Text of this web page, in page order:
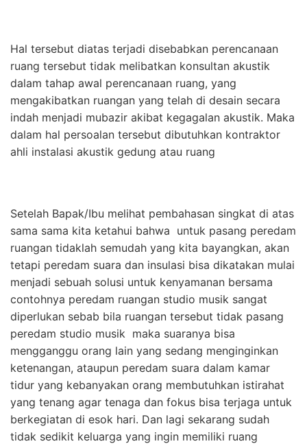
Hal tersebut diatas terjadi disebabkan perencanaan
ruang tersebut tidak melibatkan konsultan akustik
dalam tahap awal perencanaan ruang, yang
mengakibatkan ruangan yang telah di desain secara
indah menjadi mubazir akibat kegagalan akustik. Maka
dalam hal persoalan tersebut dibutuhkan kontraktor
ahli instalasi akustik gedung atau ruang
Setelah Bapak/Ibu melihat pembahasan singkat di atas
sama sama kita ketahui bahwa untuk pasang peredam
ruangan tidaklah semudah yang kita bayangkan, akan
tetapi peredam suara dan insulasi bisa dikatakan mulai
menjadi sebuah solusi untuk kenyamanan bersama
contohnya peredam ruangan studio musik sangat
diperlukan sebab bila ruangan tersebut tidak pasang
peredam studio musik maka suaranya bisa
mengganggu orang lain yang sedang menginginkan
ketenangan, ataupun peredam suara dalam kamar
tidur yang kebanyakan orang membutuhkan istirahat
yang tenang agar tenaga dan fokus bisa terjaga untuk
berkegiatan di esok hari. Dan lagi sekarang sudah
tidak sedikit keluarga yang ingin memiliki ruang